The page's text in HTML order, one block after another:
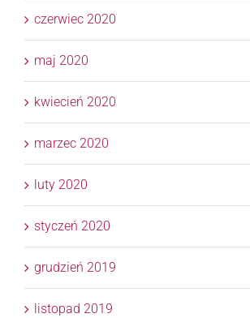
czerwiec 2020
maj 2020
kwiecień 2020
marzec 2020
luty 2020
styczeń 2020
grudzień 2019
listopad 2019